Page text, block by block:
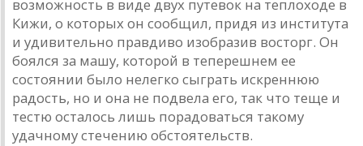
возможность в виде двух путевок на теплоходе в
Кижи, о которых он сообщил, придя из института
и удивительно правдиво изобразив восторг. Он
боялся за машу, которой в теперешнем ее
состоянии было нелегко сыграть искреннюю
радость, но и она не подвела его, так что теще и
тестю осталось лишь порадоваться такому
удачному стечению обстоятельств.